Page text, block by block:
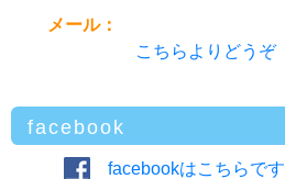
メール：
こちらよりどうぞ
facebook
facebookはこちらです